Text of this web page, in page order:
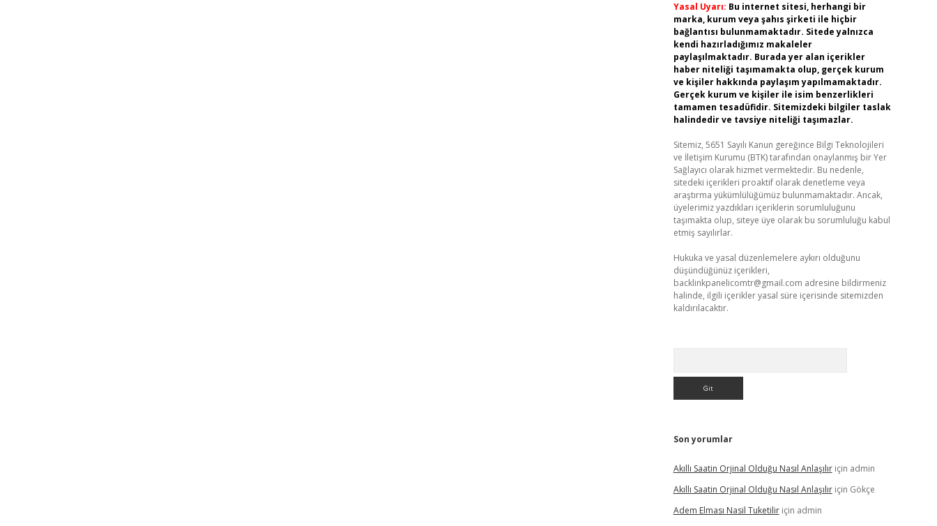
Yasal Uyarı: Bu internet sitesi, herhangi bir
marka, kurum veya şahıs şirketi ile hiçbir
bağlantısı bulunmamaktadır. Sitede yalnızca
kendi hazırladığımız makaleler
paylaşılmaktadır. Burada yer alan içerikler
haber niteliği taşımamakta olup, gerçek kurum
ve kişiler hakkında paylaşım yapılmamaktadır.
Gerçek kurum ve kişiler ile isim benzerlikleri
tamamen tesadüfidir. Sitemizdeki bilgiler taslak
halindedir ve tavsiye niteliği taşımazlar.
Sitemiz, 5651 Sayılı Kanun gereğince Bilgi Teknolojileri
ve İletişim Kurumu (BTK) tarafından onaylanmış bir Yer
Sağlayıcı olarak hizmet vermektedir. Bu nedenle,
sitedeki içerikleri proaktif olarak denetleme veya
araştırma yükümlülüğümüz bulunmamaktadır. Ancak,
üyelerimiz yazdıkları içeriklerin sorumluluğunu
taşımakta olup, siteye üye olarak bu sorumluluğu kabul
etmiş sayılırlar.
Hukuka ve yasal düzenlemelere aykırı olduğunu
düşündüğünüz içerikleri,
backlinkpanelicomtr@gmail.com adresine bildirmeniz
halinde, ilgili içerikler yasal süre içerisinde sitemizden
kaldırılacaktır.
Son yorumlar
Akıllı Saatin Orjinal Olduğu Nasıl Anlaşılıriçin admin
Akıllı Saatin Orjinal Olduğu Nasıl Anlaşılıriçin Gökçe
Adem Elması Nasil Tuketiliriçin admin